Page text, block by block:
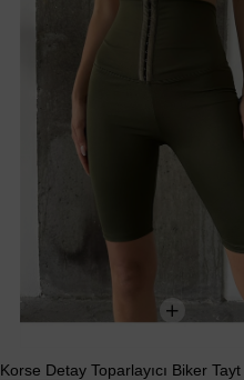
Korse Detay Toparlayıcı Biker